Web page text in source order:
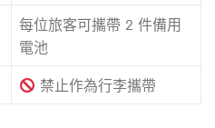
每位旅客可攜帶 2 件備用
電池
禁止作為行李攜帶